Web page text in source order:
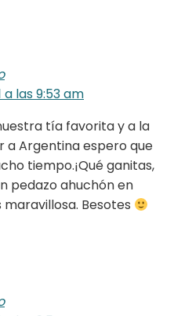
a las 9:53 am
tía favorita y a la
a Argentina espero que
tiempo.¡Qué ganitas,
pedazo ahuchón en
Besotes